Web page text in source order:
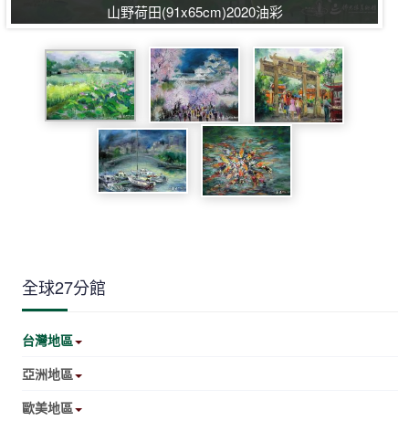
山野荷田(91x65cm)2020油彩​
全球27分館
台灣地區
亞洲地區
歐美地區